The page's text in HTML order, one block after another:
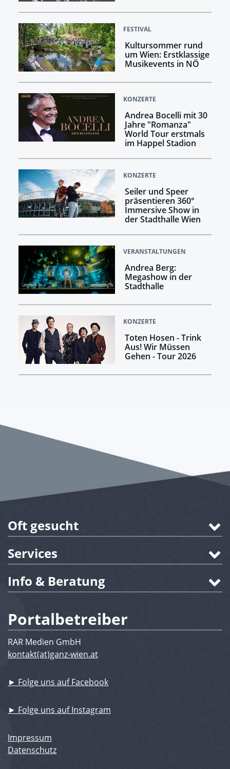
FESTIVAL
Kultursommer rund
um Wien: Erstklassige
Musikevents in NÖ
KONZERTE
Andrea Bocelli mit 30
Jahre "Romanza"
World Tour erstmals
im Happel Stadion
KONZERTE
Seiler und Speer
präsentieren 360°
Immersive Show in
der Stadthalle Wien
VERANSTALTUNGEN
Andrea Berg:
Megashow in der
Stadthalle
KONZERTE
Toten Hosen - Trink
Aus! Wir Müssen
Gehen - Tour 2026
Oft gesucht
Services
Info & Beratung
Portalbetreiber
RAR Medien GmbH
kontakt(at)ganz-wien.at
► Folge uns auf Facebook
► Folge uns auf Instagram
Impressum
Datenschutz